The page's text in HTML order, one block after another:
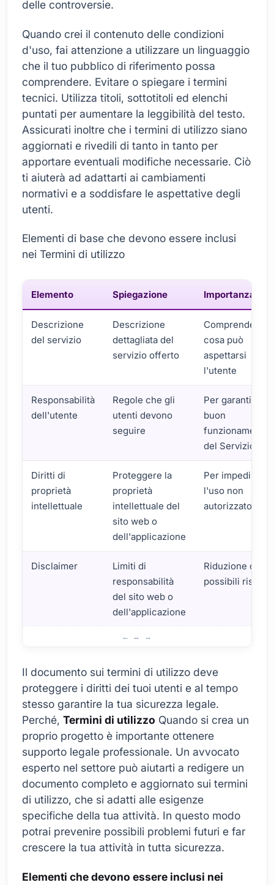
delle controversie.
Quando crei il contenuto delle condizioni
d'uso, fai attenzione a utilizzare un linguaggio
che il tuo pubblico di riferimento possa
comprendere. Evitare o spiegare i termini
tecnici. Utilizza titoli, sottotitoli ed elenchi
puntati per aumentare la leggibilità del testo.
Assicurati inoltre che i termini di utilizzo siano
aggiornati e rivedili di tanto in tanto per
apportare eventuali modifiche necessarie. Ciò
ti aiuterà ad adattarti ai cambiamenti
normativi e a soddisfare le aspettative degli
utenti.
Elementi di base che devono essere inclusi
nei Termini di utilizzo
Elemento Spiegazione Importanza
Descrizione
del servizio
Descrizione
dettagliata del
servizio offerto
Comprendere
cosa può
aspettarsi
l'utente
Responsabilità
dell'utente
Regole che gli
utenti devono
seguire
Per garantire il
buon
funzionamento
del Servizio
Diritti di
proprietà
intellettuale
Proteggere la
proprietà
intellettuale del
sito web o
dell'applicazione
Per impedire
l'uso non
autorizzato
Disclaimer
Limiti di
responsabilità
del sito web o
dell'applicazione
Riduzione dei
possibili rischi
Il documento sui termini di utilizzo deve
proteggere i diritti dei tuoi utenti e al tempo
stesso garantire la tua sicurezza legale.
Perché, Termini di utilizzo Quando si crea un
proprio progetto è importante ottenere
supporto legale professionale. Un avvocato
esperto nel settore può aiutarti a redigere un
documento completo e aggiornato sui termini
di utilizzo, che si adatti alle esigenze
specifiche della tua attività. In questo modo
potrai prevenire possibili problemi futuri e far
crescere la tua attività in tutta sicurezza.
Elementi che devono essere inclusi nei